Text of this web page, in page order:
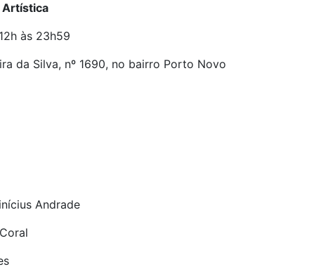
Artística
às 23h59
da Silva, nº 1690, no bairro Porto Novo
Andrade